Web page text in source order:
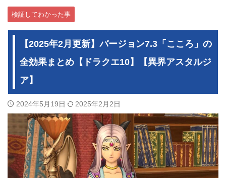
検証してわかった事
【2025年2月更新】バージョン7.3「こころ」の
全効果まとめ【ドラクエ10】【異界アスタルジ
ア】
2024年5月19日 2025年2月2日